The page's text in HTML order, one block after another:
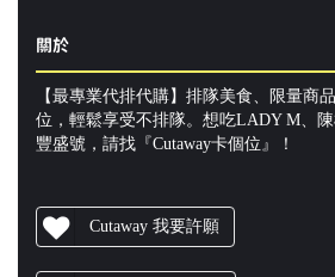
關於
【最專業代排代購】排隊美食、限量商
位，輕鬆享受不排隊。想吃LADY M、陳
豐盛號，請找『Cutaway卡個位』！
Cutaway 我要許願